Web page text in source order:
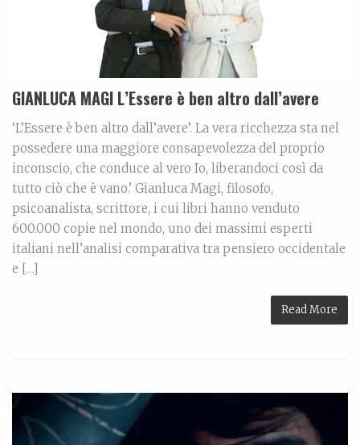
GIANLUCA MAGI L’Essere è ben altro dall’avere
‘L’Essere è ben altro dall’avere’. La vera ricchezza sta nel
possedere una maggiore consapevolezza del proprio
inconscio, che conduce al vero Io, liberandoci così da
tutto ciò che è vano.’ Gianluca Magi, filosofo,
psicoanalista, scrittore, i cui libri hanno venduto
600.000 copie nel mondo, uno dei massimi esperti
italiani nell’analisi comparativa tra pensiero occidentale
e […]
Read More